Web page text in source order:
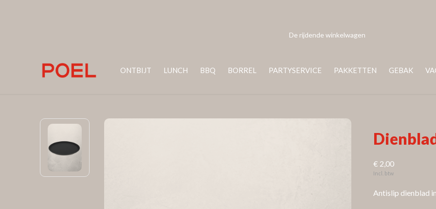
ONTBIJT LUNCH BBQ BORREL PARTYSERVICE PAKKETTEN GEBAK
De rijdende winkelwagen
€ 2,00
Incl. btw
Antislip dienblad